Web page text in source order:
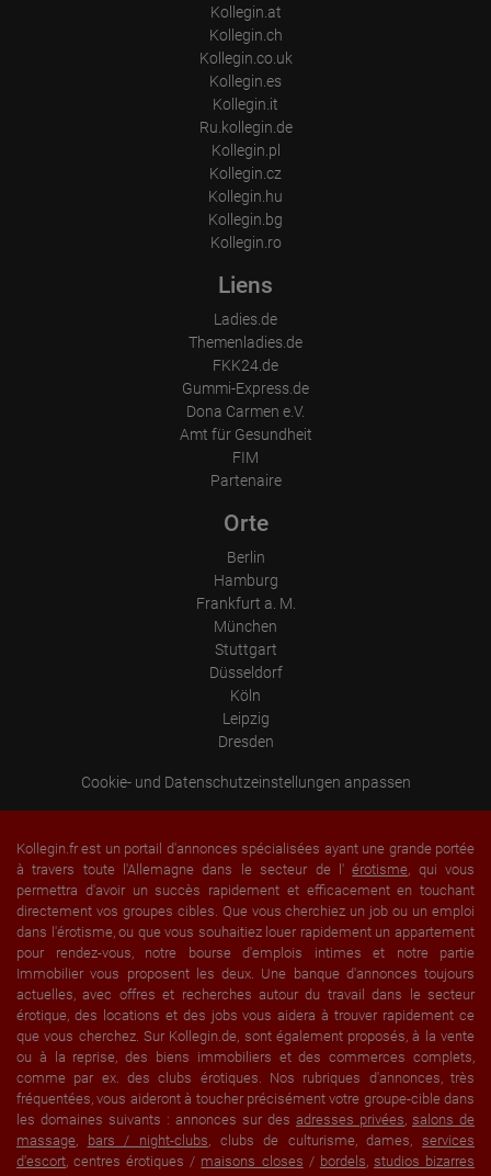
Kollegin.at
Kollegin.ch
Kollegin.co.uk
Kollegin.es
Kollegin.it
Ru.kollegin.de
Kollegin.pl
Kollegin.cz
Kollegin.hu
Kollegin.bg
Kollegin.ro
Liens
Ladies.de
Themenladies.de
FKK24.de
Gummi-Express.de
Dona Carmen e.V.
Amt für Gesundheit
FIM
Partenaire
Orte
Berlin
Hamburg
Frankfurt a. M.
München
Stuttgart
Düsseldorf
Köln
Leipzig
Dresden
Cookie- und Datenschutzeinstellungen anpassen
Kollegin.fr est un portail d'annonces spécialisées ayant une grande portée
à travers toute l'Allemagne dans le secteur de l'érotisme , qui vous
permettra d'avoir un succès rapidement et efficacement en touchant
directement vos groupes cibles. Que vous cherchiez un job ou un emploi
dans l'érotisme, ou que vous souhaitiez louer rapidement un appartement
pour rendez-vous, notre bourse d'emplois intimes et notre partie
Immobilier vous proposent les deux. Une banque d'annonces toujours
actuelles, avec offres et recherches autour du travail dans le secteur
érotique, des locations et des jobs vous aidera à trouver rapidement ce
que vous cherchez. Sur Kollegin.de, sont également proposés, à la vente
ou à la reprise, des biens immobiliers et des commerces complets,
comme par ex. des clubs érotiques. Nos rubriques d'annonces, très
fréquentées, vous aideront à toucher précisément votre groupe-cible dans
les domaines suivants : annonces sur des adresses privées salons de
massage
bars / night-clubs , clubs de culturisme, dames, services
d'escort , centres érotiques / maisons closes / bordels studios bizarres